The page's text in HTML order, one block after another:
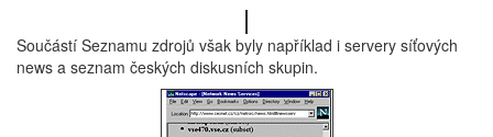
Součástí Seznamu zdrojů však byly například i servery síťových
news a seznam českých diskusních skupin.